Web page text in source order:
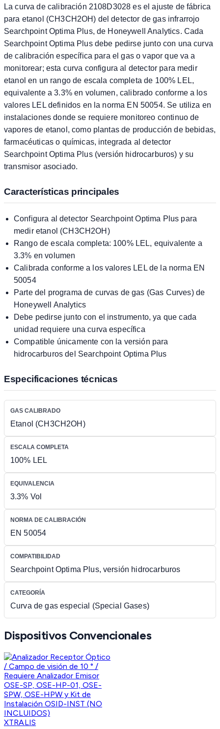
La curva de calibración 2108D3028 es el ajuste de fábrica
para etanol (CH3CH2OH) del detector de gas infrarrojo
Searchpoint Optima Plus, de Honeywell Analytics. Cada
Searchpoint Optima Plus debe pedirse junto con una curva
de calibración específica para el gas o vapor que va a
monitorear; esta curva configura al detector para medir
etanol en un rango de escala completa de 100% LEL,
equivalente a 3.3% en volumen, calibrado conforme a los
valores LEL definidos en la norma EN 50054. Se utiliza en
instalaciones donde se requiere monitoreo continuo de
vapores de etanol, como plantas de producción de bebidas,
farmacéuticas o químicas, integrada al detector
Searchpoint Optima Plus (versión hidrocarburos) y su
transmisor asociado.
Características principales
Configura al detector Searchpoint Optima Plus para
medir etanol (CH3CH2OH)
Rango de escala completa: 100% LEL, equivalente a
3.3% en volumen
Calibrada conforme a los valores LEL de la norma EN
50054
Parte del programa de curvas de gas (Gas Curves) de
Honeywell Analytics
Debe pedirse junto con el instrumento, ya que cada
unidad requiere una curva específica
Compatible únicamente con la versión para
hidrocarburos del Searchpoint Optima Plus
Especificaciones técnicas
GAS CALIBRADO
Etanol (CH3CH2OH)
ESCALA COMPLETA
100% LEL
EQUIVALENCIA
3.3% Vol
NORMA DE CALIBRACIÓN
EN 50054
COMPATIBILIDAD
Searchpoint Optima Plus, versión hidrocarburos
CATEGORÍA
Curva de gas especial (Special Gases)
Dispositivos Convencionales
XTRALIS